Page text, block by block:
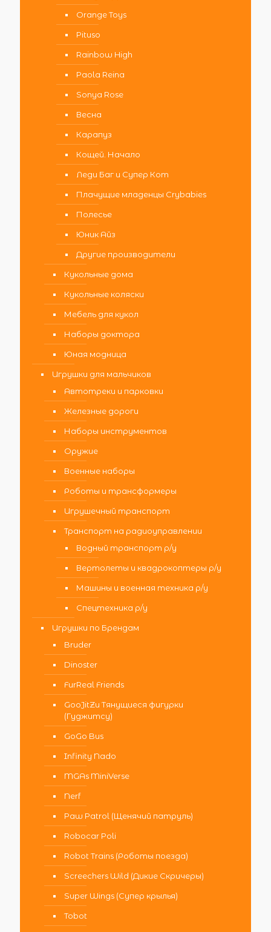
Orange Toys
Pituso
Rainbow High
Paola Reina
Sonya Rose
Весна
Карапуз
Кощей. Начало
Леди Баг и Супер Кот
Плачущие младенцы Crybabies
Полесье
Юник Айз
Другие производители
Кукольные дома
Кукольные коляски
Мебель для кукол
Наборы доктора
Юная модница
Игрушки для мальчиков
Автотреки и парковки
Железные дороги
Наборы инструментов
Оружие
Военные наборы
Роботы и трансформеры
Игрушечный транспорт
Транспорт на радиоуправлении
Водный транспорт р/у
Вертолеты и квадрокоптеры р/у
Машины и военная техника р/у
Спецтехника р/у
Игрушки по Брендам
Bruder
Dinoster
FurReal Friends
GooJitZu Тянущиеся фигурки
(Гуджитсу)
GoGo Bus
Infinity Nado
MGAs MiniVerse
Nerf
Paw Patrol (Щенячий патруль)
Robocar Poli
Robot Trains (Роботы поезда)
Screechers Wild (Дикие Скричеры)
Super Wings (Супер крылья)
Tobot